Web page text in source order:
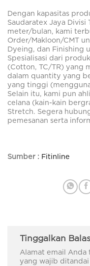
Dengan kapasitas
Saudaratex Jaya
meter/bulan, kami
Order/Makloon/CMT
Dyeing, dan Finishing
Spesialisasi dari
(Cotton, TC/TR) yang
dalam quantity yang
yang tinggi
Selain itu, kami pun
celana (kain-kain
Stretch. Segera
pemesanan serta
Sumber : Fitinline
Tinggalkan
Alamat email Anda
yang wajib ditandai